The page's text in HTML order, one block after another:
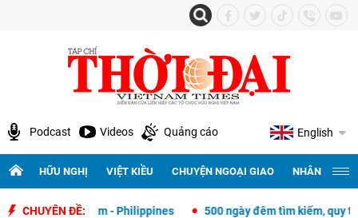
Podcast Videos Quảng cáo English
HỮU NGHỊ VIỆT KIỀU CHUYỆN NGOẠI GIAO NHÂN
CHUYÊN ĐỀ:
giao Việt Nam - Philippines 500 ngày đêm tìm kiếm, quy